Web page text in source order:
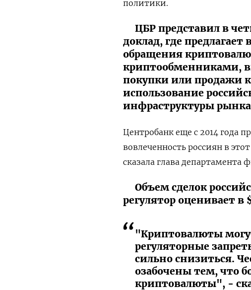
политики.
ЦБР представил в
доклад, где
обращения
криптообменниками,
покупки или продажи
использование
инфраструктуры
Центробанк еще с 2014 года
вовлеченность россиян в
сказала глава департамента
Объем сделок
регулятор оценивает в
"Криптовалюты
регуляторные
сильно снизиться​​​.
озабочены тем, что
криптовалюты", -